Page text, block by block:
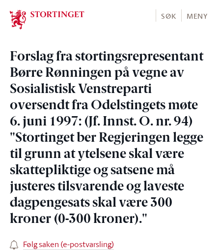
Stortinget.no
SØK MENY
Forslag fra stortingsrepresentant
Børre Rønningen på vegne av
Sosialistisk Venstreparti
oversendt fra Odelstingets møte
6. juni 1997: (Jf. Innst. O. nr. 94)
"Stortinget ber Regjeringen legge
til grunn at ytelsene skal være
skattepliktige og satsene må
justeres tilsvarende og laveste
dagpengesats skal være 300
kroner (0-300 kroner)."
Følg saken (e-postvarsling)